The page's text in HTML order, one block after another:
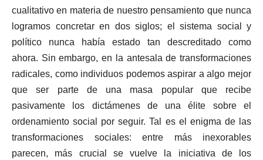
cualitativo en materia de nuestro pensamiento que nunca
logramos concretar en dos siglos; el sistema social y
político nunca había estado tan descreditado como
ahora. Sin embargo, en la antesala de transformaciones
radicales, como individuos podemos aspirar a algo mejor
que ser parte de una masa popular que recibe
pasivamente los dictámenes de una élite sobre el
ordenamiento social por seguir. Tal es el enigma de las
transformaciones sociales: entre más inexorables
parecen, más crucial se vuelve la iniciativa de los